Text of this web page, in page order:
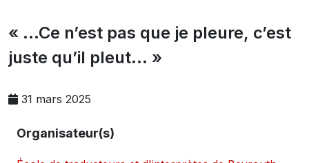
« …Ce n’est pas que je pleure, c’est
juste qu’il pleut… »
31 mars 2025
Organisateur(s)